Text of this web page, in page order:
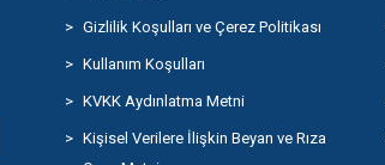
Gizlilik Koşulları ve Çerez Politikası
Kullanım Koşulları
KVKK Aydınlatma Metni
Kişisel Verilere İlişkin Beyan ve Rıza